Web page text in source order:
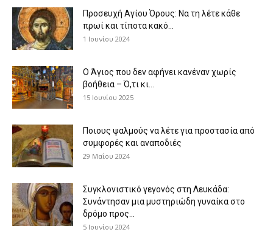
Προσευχή Αγίου Όρους: Να τη λέτε κάθε
πρωί και τίποτα κακό...
1 Ιουνίου 2024
Ο Άγιος που δεν αφήνει κανέναν χωρίς
βοήθεια – Ό,τι κι...
15 Ιουνίου 2025
Ποιους ψαλμούς να λέτε για προστασία από
συμφορές και αναποδιές
29 Μαΐου 2024
Συγκλονιστικό γεγονός στη Λευκάδα:
Συνάντησαν μια μυστηριώδη γυναίκα στο
δρόμο προς...
5 Ιουνίου 2024